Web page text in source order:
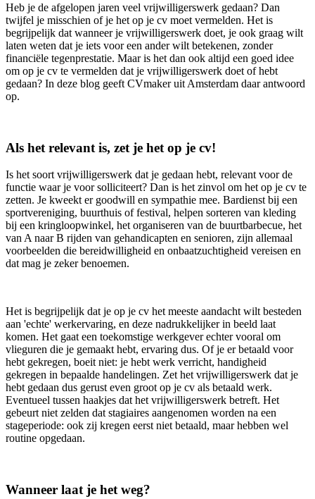
Heb je de afgelopen jaren veel vrijwilligerswerk gedaan? Dan
twijfel je misschien of je het op je cv moet vermelden. Het is
begrijpelijk dat wanneer je vrijwilligerswerk doet, je ook graag wilt
laten weten dat je iets voor een ander wilt betekenen, zonder
financiële tegenprestatie. Maar is het dan ook altijd een goed idee
om op je cv te vermelden dat je vrijwilligerswerk doet of hebt
gedaan? In deze blog geeft CVmaker uit Amsterdam daar antwoord
op.
Als het relevant is, zet je het op je cv!
Is het soort vrijwilligerswerk dat je gedaan hebt, relevant voor de
functie waar je voor solliciteert? Dan is het zinvol om het op je cv te
zetten. Je kweekt er goodwill en sympathie mee. Bardienst bij een
sportvereniging, buurthuis of festival, helpen sorteren van kleding
bij een kringloopwinkel, het organiseren van de buurtbarbecue, het
van A naar B rijden van gehandicapten en senioren, zijn allemaal
voorbeelden die bereidwilligheid en onbaatzuchtigheid vereisen en
dat mag je zeker benoemen.
Het is begrijpelijk dat je op je cv het meeste aandacht wilt besteden
aan 'echte' werkervaring, en deze nadrukkelijker in beeld laat
komen. Het gaat een toekomstige werkgever echter vooral om
vlieguren die je gemaakt hebt, ervaring dus. Of je er betaald voor
hebt gekregen, boeit niet: je hebt werk verricht, handigheid
gekregen in bepaalde handelingen. Zet het vrijwilligerswerk dat je
hebt gedaan dus gerust even groot op je cv als betaald werk.
Eventueel tussen haakjes dat het vrijwilligerswerk betreft. Het
gebeurt niet zelden dat stagiaires aangenomen worden na een
stageperiode: ook zij kregen eerst niet betaald, maar hebben wel
routine opgedaan.
Wanneer laat je het weg?